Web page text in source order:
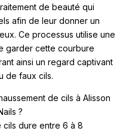
de beauté qui
afin de leur donner un
Ce processus utilise une
garder cette courbure
ainsi un regard captivant
de faux cils.
de cils à Alisson
?
cils dure entre 6 à 8